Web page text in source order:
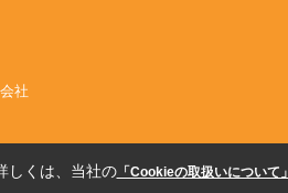
社
しくは、当社の「Cookieの取扱いについて」